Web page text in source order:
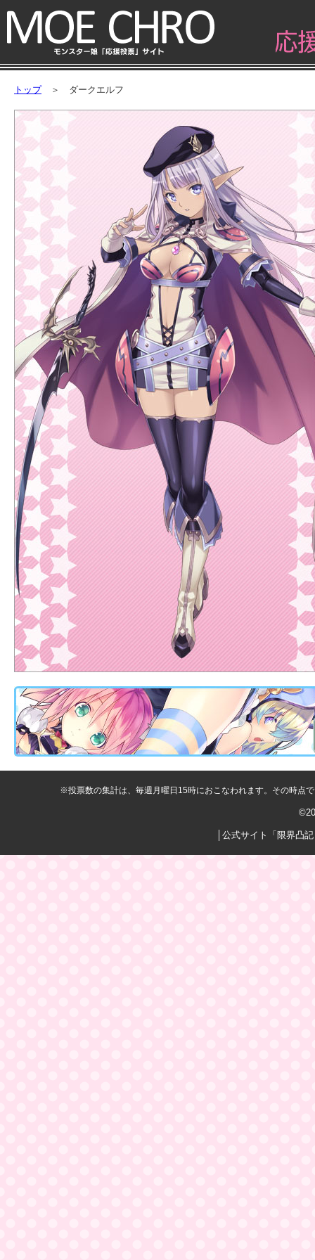
トップ＞ ダークエルフ
※投票数の集計は、毎週月曜日15時におこなわれます。その時点
│公式サイト「限界凸